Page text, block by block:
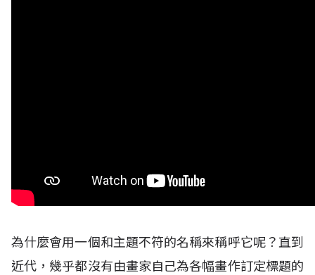
為什麼會用一個和主題不符的名稱來稱呼它呢？直到
近代，幾乎都沒有由畫家自己為各幅畫作訂定標題的